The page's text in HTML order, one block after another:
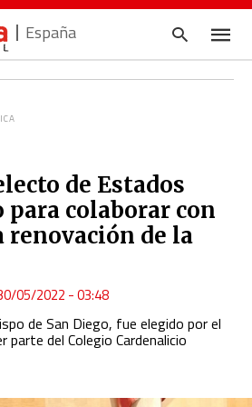
España
pulsa
en
de Estados
colaborar con
renovación de la
05/2022 - 03:48
de San Diego, fue elegido por el
parte del Colegio Cardenalicio